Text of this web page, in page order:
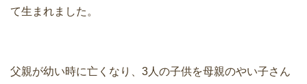
て生まれました。
父親が幼い時に亡くなり、3人の子供を母親のやい子さん